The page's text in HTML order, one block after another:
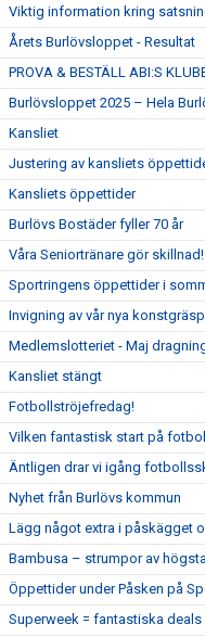
Viktig information kring
Årets Burlövsloppet - Resultat
PROVA & BESTÄLL ABI:S
Burlövsloppet 2025 – Hela
Kansliet
Justering av kansliets
Kansliets öppettider
Burlövs Bostäder fyller 70 år
Våra Seniortränare gör skillnad!
Sportringens öppettider i
Invigning av vår nya
Medlemslotteriet - Maj
Kansliet stängt
Fotbollströjefredag!
Vilken fantastisk start på
Äntligen drar vi igång
Nyhet från Burlövs kommun
Lägg något extra i påskägget
Bambusa – strumpor av
Öppettider under Påsken på
Superweek = fantastiska